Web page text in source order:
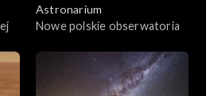
Astronarium
Nowe polskie obserwatoria